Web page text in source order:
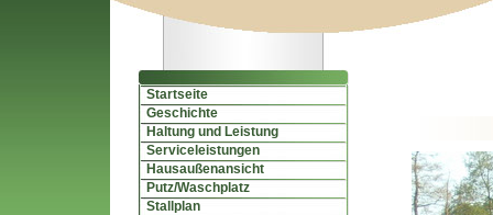
Startseite
Geschichte
Haltung und Leistung
Serviceleistungen
Hausaußenansicht
Putz/Waschplatz
Stallplan